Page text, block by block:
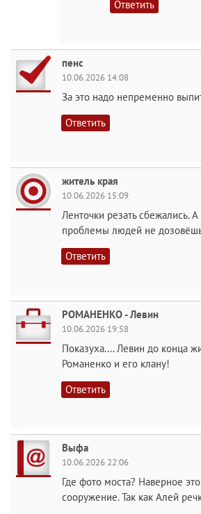
Ответить
пенс
10.06.2026 14:08
За это надо непременно
Ответить
житель края
10.06.2026 15:09
Ленточки резать сбежались.
проблемы людей не
Ответить
РОМАНЕНКО - Левин
10.06.2026 19:58
Показуха.... Левин до конца
Романенко и его клану!
Ответить
Выфа
10.06.2026 22:06
Где фото моста? Наверное
сооружение. Так как Алей